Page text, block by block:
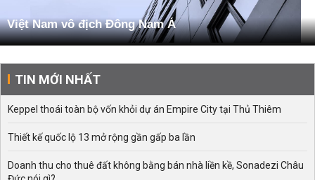
Việt Nam vô địch Đông Nam Á
TIN MỚI NHẤT
Keppel thoái toàn bộ vốn khỏi dự án Empire City tại Thủ Thiêm
Thiết kế quốc lộ 13 mở rộng gần gấp ba lần
Doanh thu cho thuê đất không bằng bán nhà liền kề, Sonadezi Châu